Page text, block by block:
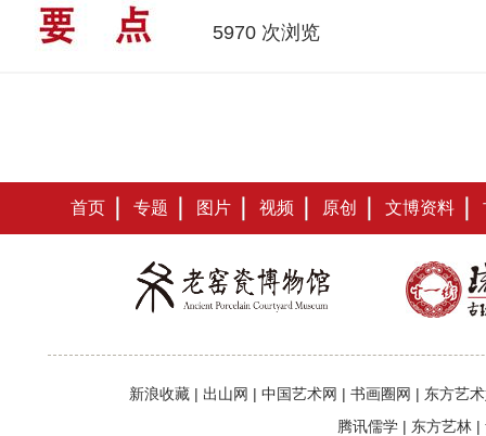
5970 次浏览
首页 专题 图片 视频 原创 文博资料
新浪收藏 | 出山网 | 中国艺术网 | 书画圈网 | 东方艺
腾讯儒学 | 东方艺林 |